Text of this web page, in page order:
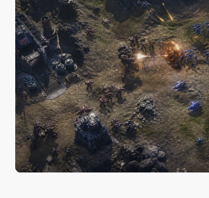
вчера, 23:27
Что известно о разработке The Last of
текущий момент